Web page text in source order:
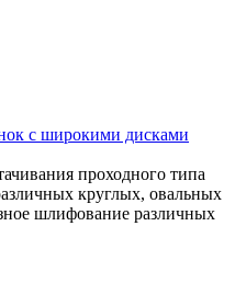
с широкими дисками
проходного типа
круглых, овальных
шлифование различных